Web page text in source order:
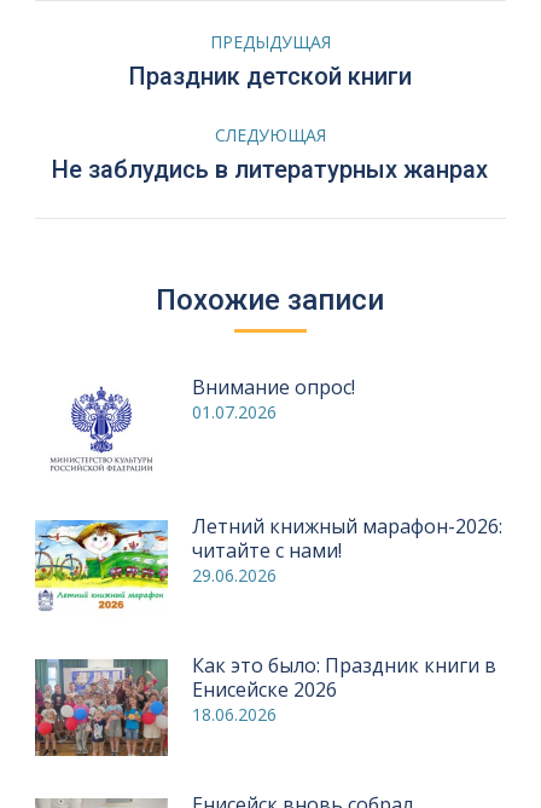
НавигацияПРЕДЫДУЩАЯ
Предыдущая
Праздник детской книги
СЛЕДУЮЩАЯ
Следующая
запись:
Не заблудись в литературных жанрах
Похожие записи
Внимание опрос!
01.07.2026
Летний книжный марафон-2026:
читайте с нами!
29.06.2026
Как это было: Праздник книги в
Енисейске 2026
18.06.2026